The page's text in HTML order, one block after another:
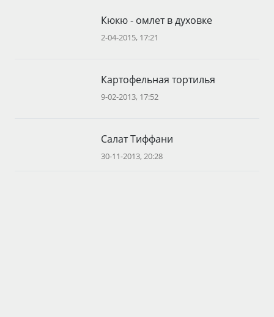
Кюкю - омлет в духовке
2-04-2015, 17:21
Картофельная тортилья
9-02-2013, 17:52
Салат Тиффани
30-11-2013, 20:28